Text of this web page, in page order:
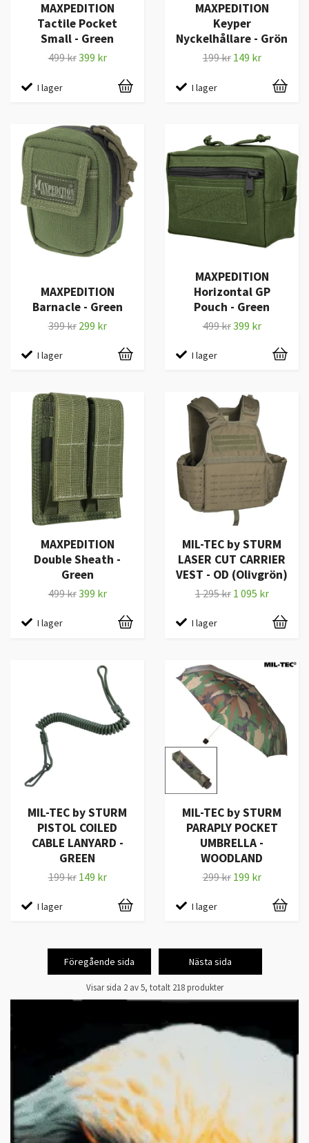
MAXPEDITION
Tactile Pocket
Small - Green
499 kr399 kr
I lager
MAXPEDITION
Keyper
Nyckelhållare - Grön
199 kr 149 kr
I lager
MAXPEDITION
Barnacle - Green
399 kr 299 kr
I lager
MAXPEDITION
Horizontal GP
Pouch - Green
499 kr399 kr
I lager
MAXPEDITION
Double Sheath -
Green
499 kr399 kr
I lager
MIL-TEC by STURM
LASER CUT CARRIER
VEST - OD (Olivgrön)
1 295 kr 1 095 kr
I lager
MIL-TEC by STURM
PISTOL COILED
CABLE LANYARD -
GREEN
199 kr 149 kr
I lager
MIL-TEC by STURM
PARAPLY POCKET
UMBRELLA -
WOODLAND
299 kr 199 kr
I lager
Föregående sida Nästa sida
Visar sida 2 av 5, totalt 218 produkter